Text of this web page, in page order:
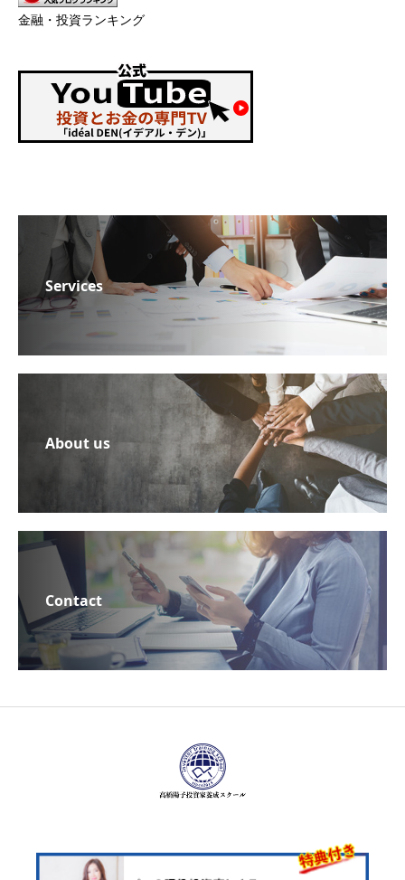
金融・投資ランキング
Services
About us
Contact